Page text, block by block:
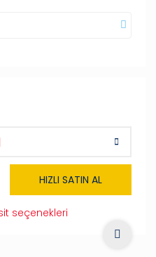
HIZLI SATIN AL
seçenekleri